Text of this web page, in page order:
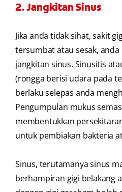
2. Jangkitan Sinus
Jika anda tidak sihat, sakit
tersumbat atau sesak,
jangkitan sinus. Sinusitis
(rongga berisi udara pada
berlaku selepas anda
Pengumpulan mukus
membentukkan
untuk pembiakan bakteria
Sinus, terutamanya sinus
berhampiran gigi belakang